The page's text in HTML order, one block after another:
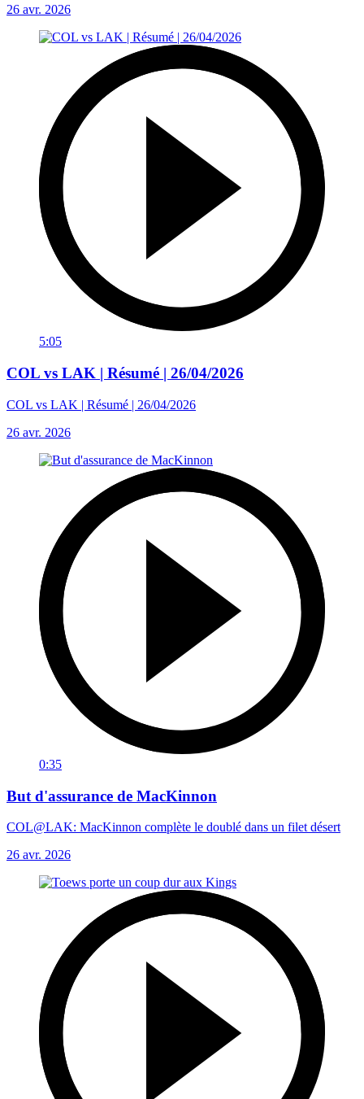
26 avr. 2026
5:05
COL vs LAK | Résumé | 26/04/2026
COL vs LAK | Résumé | 26/04/2026
26 avr. 2026
0:35
But d'assurance de MacKinnon
COL@LAK: MacKinnon complète le doublé dans un filet désert
26 avr. 2026